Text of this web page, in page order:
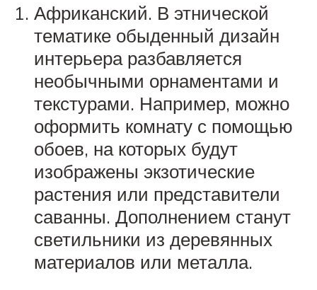
Африканский. В этнической
тематике обыденный дизайн
интерьера разбавляется
необычными орнаментами и
текстурами. Например, можно
оформить комнату с помощью
обоев, на которых будут
изображены экзотические
растения или представители
саванны. Дополнением станут
светильники из деревянных
материалов или металла.